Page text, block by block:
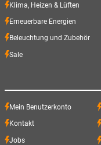
Klima, Heizen & Lüften
Erneuerbare Energien
Beleuchtung und Zubehör
Sale
Mein Benutzerkonto
Kontakt
Jobs